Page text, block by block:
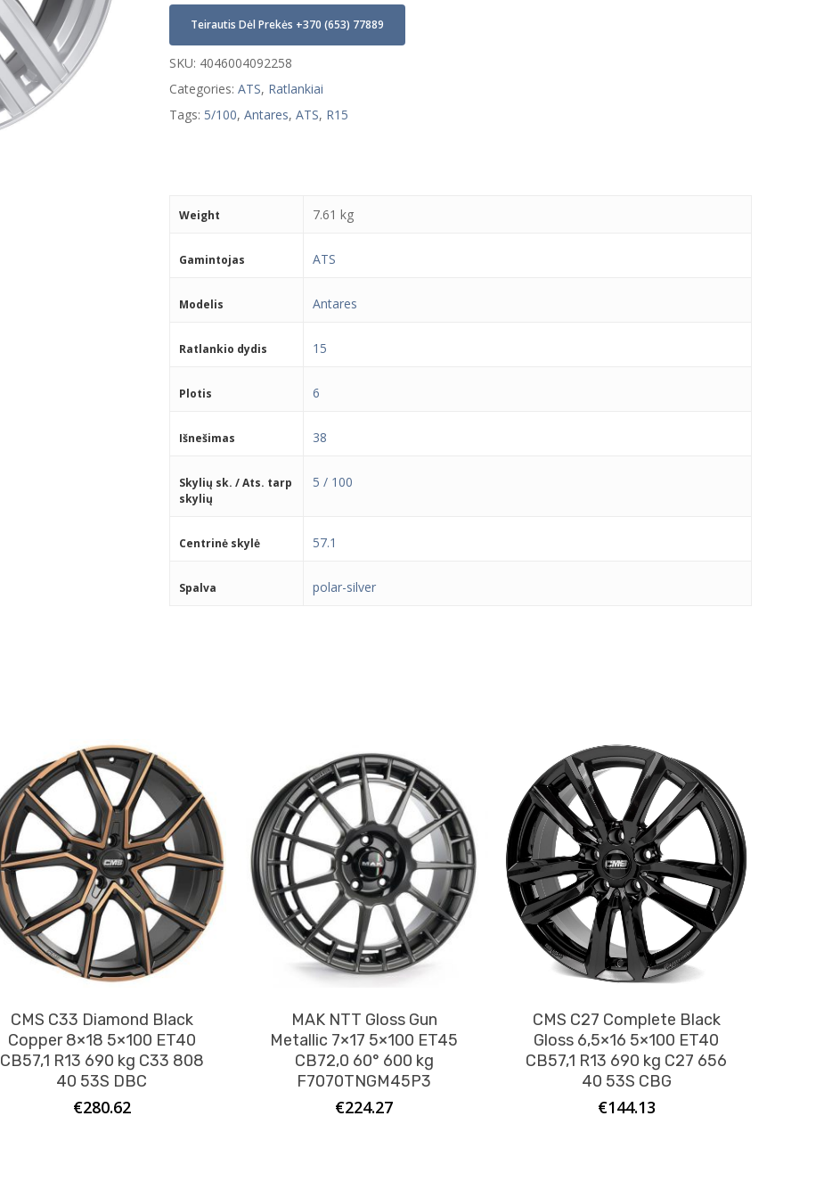
Teirautis Dėl Prekės +370 (653) 77889
SKU: 4046004092258
Categories: ATS, Ratlankiai
Tags: 5/100, Antares, ATS, R15
Weight 7.61 kg
Gamintojas ATS
Modelis Antares
Ratlankio dydis 15
Plotis 6
Išnešimas 38
Skylių sk. / Ats. tarp
skylių
5 / 100
Centrinė skylė 57.1
Spalva polar-silver
CMS C33 Diamond Black
Copper 8×18 5×100 ET40
CB57,1 R13 690 kg C33 808
40 53S DBC
€280.62
MAK NTT Gloss Gun
Metallic 7×17 5×100 ET45
CB72,0 60° 600 kg
F7070TNGM45P3
€224.27
CMS C27 Complete Black
Gloss 6,5×16 5×100 ET40
CB57,1 R13 690 kg C27 656
40 53S CBG
€144.13